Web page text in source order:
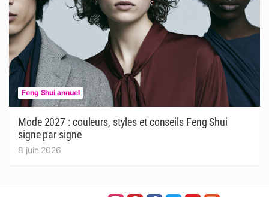
Feng Shui annuel
Mode 2027 : couleurs, styles et conseils Feng Shui
signe par signe
8 juin 2026